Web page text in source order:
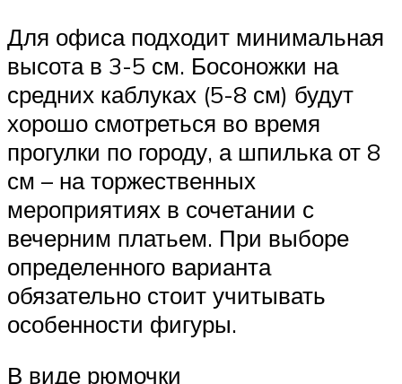
Для офиса подходит минимальная
высота в 3-5 см. Босоножки на
средних каблуках (5-8 см) будут
хорошо смотреться во время
прогулки по городу, а шпилька от 8
см – на торжественных
мероприятиях в сочетании с
вечерним платьем. При выборе
определенного варианта
обязательно стоит учитывать
особенности фигуры.
В виде рюмочки